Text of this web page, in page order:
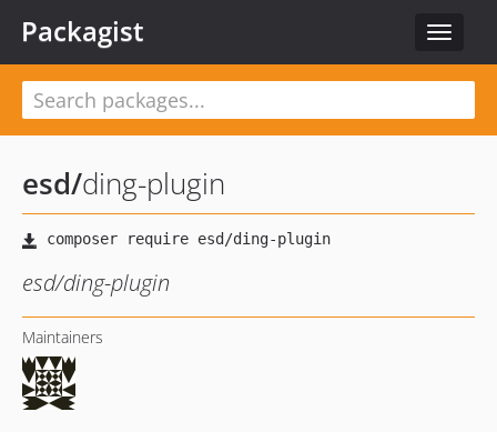
Toggle
Packagist
esd/ding-plugin
esd/ding-plugin
Maintainers